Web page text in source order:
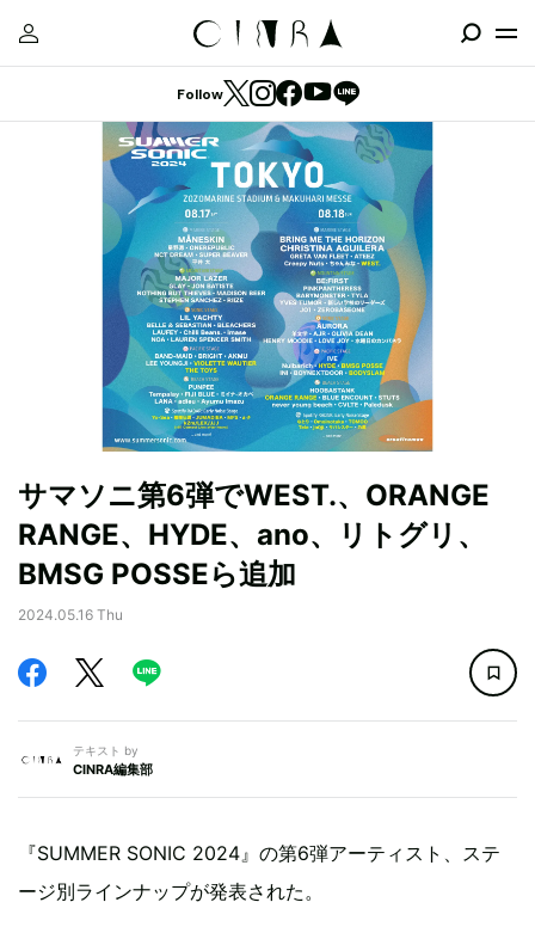
Follow
サマソニ第6弾でWEST.、ORANGE
RANGE、HYDE、ano、リトグリ、
BMSG POSSEら追加
2024.05.16 Thu
テキスト by
CINRA編集部
『SUMMER SONIC 2024』の第6弾アーティスト、ステ
ージ別ラインナップが発表された。